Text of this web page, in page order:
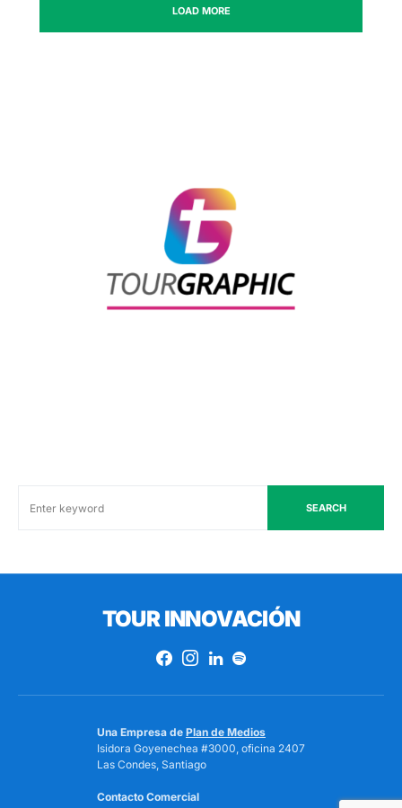
LOAD MORE
SEARCH
TOUR INNOVACIÓN
Una Empresa de Plan de Medios
Isidora Goyenechea #3000, oficina 2407
Las Condes, Santiago
Contacto Comercial